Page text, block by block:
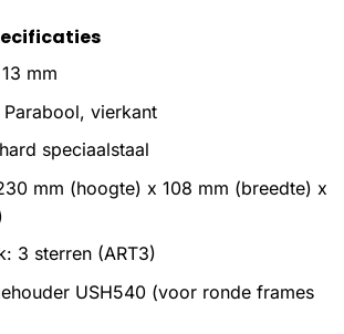
mm
vierkant
speciaalstaal
mm (hoogte) x 108 mm (breedte) x
3 sterren (ART3)
USH540 (voor ronde frames